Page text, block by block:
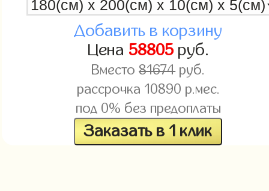
Добавить в корзину
Цена 58805руб.
Вместо81674руб.
рассрочка 10890 р.мес.
под 0% без предоплаты
Заказать в 1 клик